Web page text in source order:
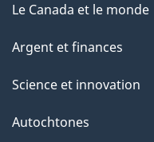
Le Canada et le monde
Argent et finances
Science et innovation
Autochtones